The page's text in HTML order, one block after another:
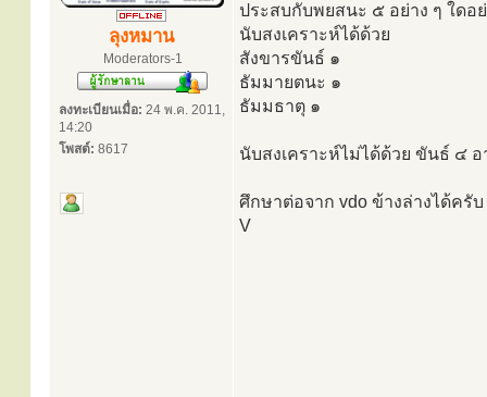
ลุงหมาน
Moderators-1
ลงทะเบียนเมื่อ: 24 พ.ค. 2011,
14:20
โพสต์: 8617
ประสบกับพยสนะ ๕ อย่าง ๆ ใดอ
นับสงเคราะห์ได้ด้วย
สังขารขันธ์ ๑
ธัมมายตนะ ๑
ธัมมธาตุ ๑
นับสงเคราะห์ไม่ได้ด้วย ขันธ์ ๔
ศึกษาต่อจาก vdo ข้างล่างได้ครับ
V